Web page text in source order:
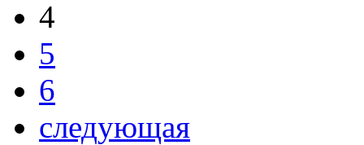
4
5
6
следующая